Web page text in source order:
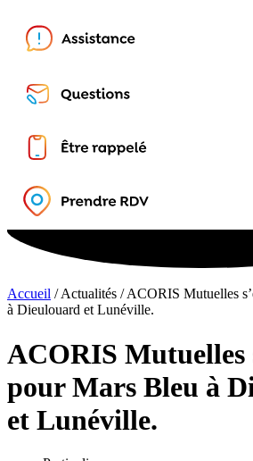
Accueil /Actualités /ACORIS Mutuelles
à Dieulouard et Lunéville.
ACORIS Mutuelles
pour Mars Bleu à
et Lunéville.